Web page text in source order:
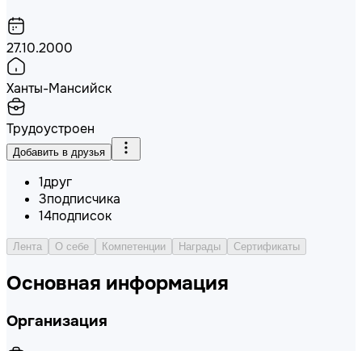
27.10.2000
Ханты-Мансийск
Трудоустроен
Добавить в друзья
1друг
3подписчика
14подписок
Лента О себе Компетенции Награды Сертификаты
Основная информация
Организация